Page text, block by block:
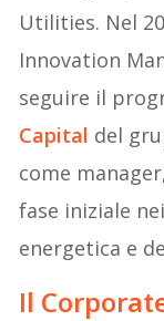
Utilities. Nel
Innovation
seguire il
Capital del
come
fase iniziale
energetica e
Il